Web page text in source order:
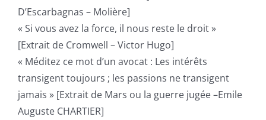
D’Escarbagnas – Molière]
« Si vous avez la force, il nous reste le droit »
[Extrait de Cromwell – Victor Hugo]
« Méditez ce mot d’un avocat : Les intérêts
transigent toujours ; les passions ne transigent
jamais » [Extrait de Mars ou la guerre jugée –Emile
Auguste CHARTIER]